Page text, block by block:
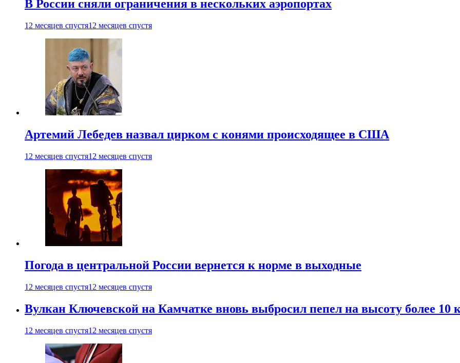
В России сняли ограничения в нескольких аэропортах
12 месяцев спустя12 месяцев спустя
Артемий Лебедев назвал цирком с конями происходящее в США
12 месяцев спустя12 месяцев спустя
Погода в центральной России вернется к норме в выходные
12 месяцев спустя12 месяцев спустя
Вулкан Ключевской на Камчатке вновь выбросил пепел на высоту более 10
12 месяцев спустя12 месяцев спустя